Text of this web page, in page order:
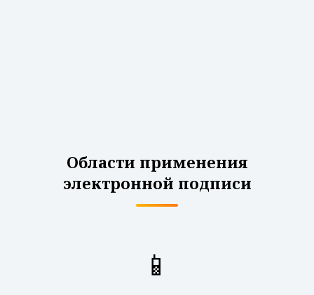
Области применения
электронной подписи
📱